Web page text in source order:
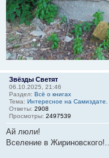
Звёзды Светят
06.10.2025, 21:46
Раздел: Всё о книгах
Тема: Интересное на Самиздате.
Ответы: 2908
Просмотры: 2497539
Ай люли!
Вселение в